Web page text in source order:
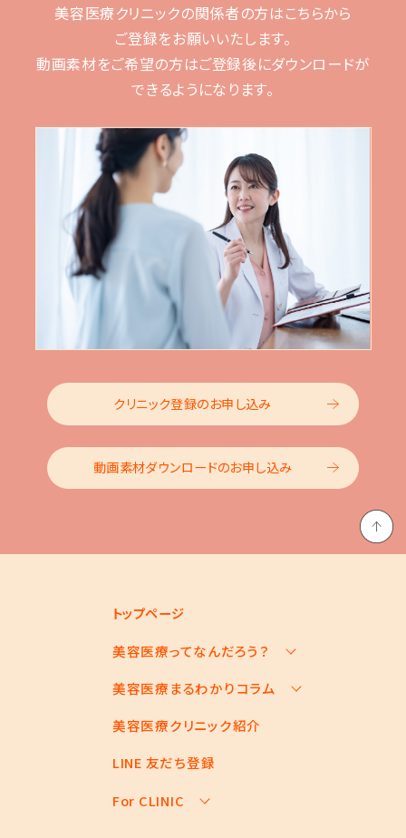
美容医療クリニックの関係者の方はこちらから
ご登録をお願いいたします。
動画素材をご希望の方はご登録後にダウンロードが
できるようになります。
クリニック登録のお申し込み
動画素材ダウンロードのお申し込み
トップページ
美容医療ってなんだろう？
美容医療の基本情報
美容医療のスケジュール
美容医療まるわかりコラム
お悩みからコラムをさがす
コラム一覧
美容医療クリニック紹介
LINE 友だち登録
For CLINIC